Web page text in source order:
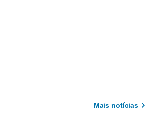
Mais notícias